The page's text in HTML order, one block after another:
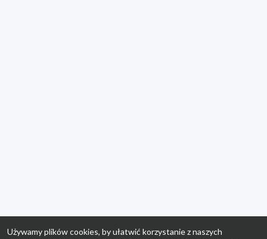
Używamy plików cookies, by ułatwić korzystanie z naszych